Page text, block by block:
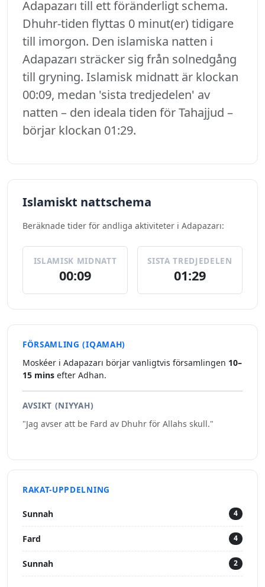
Adapazarı till ett föränderligt schema.
Dhuhr-tiden flyttas 0 minut(er) tidigare
till imorgon. Den islamiska natten i
Adapazarı sträcker sig från solnedgång
till gryning. Islamisk midnatt är klockan
00:09, medan 'sista tredjedelen' av
natten – den ideala tiden för Tahajjud –
börjar klockan 01:29.
Islamiskt nattschema
Beräknade tider för andliga aktiviteter i Adapazarı:
ISLAMISK MIDNATT
00:09
SISTA TREDJEDELEN
01:29
FÖRSAMLING (IQAMAH)
Moskéer i Adapazarı börjar vanligtvis församlingen 10–
15 mins efter Adhan.
AVSIKT (NIYYAH)
"Jag avser att be Fard av Dhuhr för Allahs skull."
RAKAT-UPPDELNING
Sunnah 4
Fard 4
Sunnah 2